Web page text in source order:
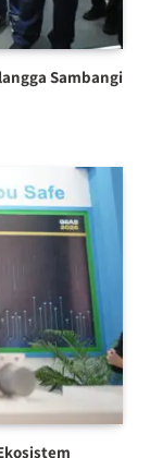
Sambangi